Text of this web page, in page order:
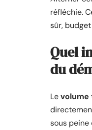
réfléchie.
sûr,
Quel
du
Levolume
sous peine